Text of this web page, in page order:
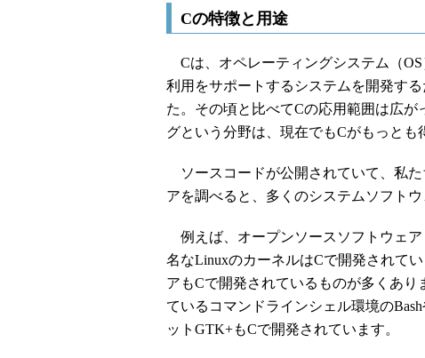
Cの特徴と用途
Cは、オペレーティングシステム（
利用をサポートするシステムを開発す
た。その頃と比べてCの応用範囲は広
グという分野は、現在でもCがもっとも
ソースコードが公開されていて、私
アを調べると、多くのシステムソフト
例えば、オープンソースソフトウェ
名なLinuxのカーネルはCで開発されて
アもCで開発されているものが多くあ
ているコマンドラインシェル環境の
ットGTK+もCで開発されています。